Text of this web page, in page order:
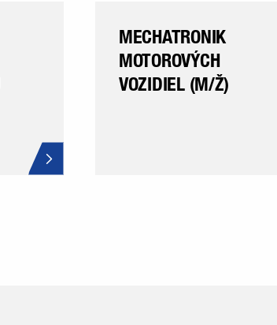
MECHATRONIK
MOTOROVÝCH
VOZIDIEL (M/Ž)